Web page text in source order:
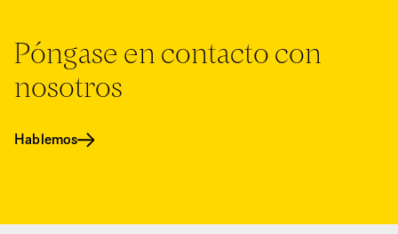
Póngase en contacto con
nosotros
Hablemos